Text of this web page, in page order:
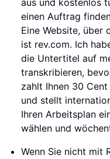
aus und kostenlos
einen Auftrag
Eine Website, über
ist rev.com. Ich
die Untertitel auf
transkribieren,
zahlt Ihnen 30
und stellt
Ihren Arbeitsplan
wählen und
Wenn Sie nicht mit